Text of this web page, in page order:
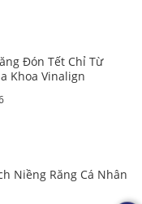
Đón Tết Chỉ Từ
Khoa Vinalign
Niềng Răng Cá Nhân